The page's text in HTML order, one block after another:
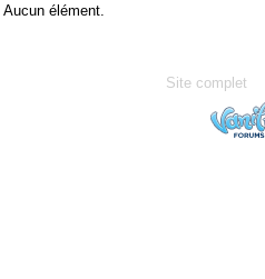
Aucun élément.
Site complet